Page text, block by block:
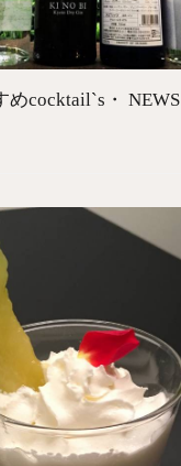
めcocktail`s・ NEWS